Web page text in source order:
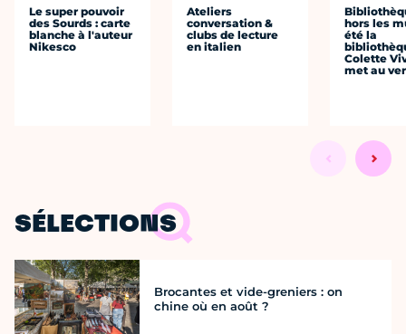
Le super pouvoir
des Sourds : carte
blanche à l'auteur
Nikesco
Ateliers
conversation &
clubs de lecture
en italien
hors les
été la
Colette
met au
SÉLECTIONS
Brocantes et vide-greniers : on
chine où en août ?